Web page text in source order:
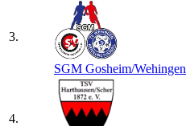
3.
SGM Gosheim/​Wehingen
4.